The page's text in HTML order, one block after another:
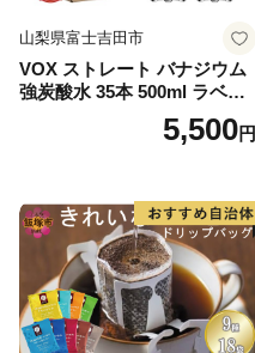
山梨県富士吉田市
VOX ストレート バナジウム
強炭酸水 35本 500ml ラベル
レス【富士吉田市限定カート
5,500円